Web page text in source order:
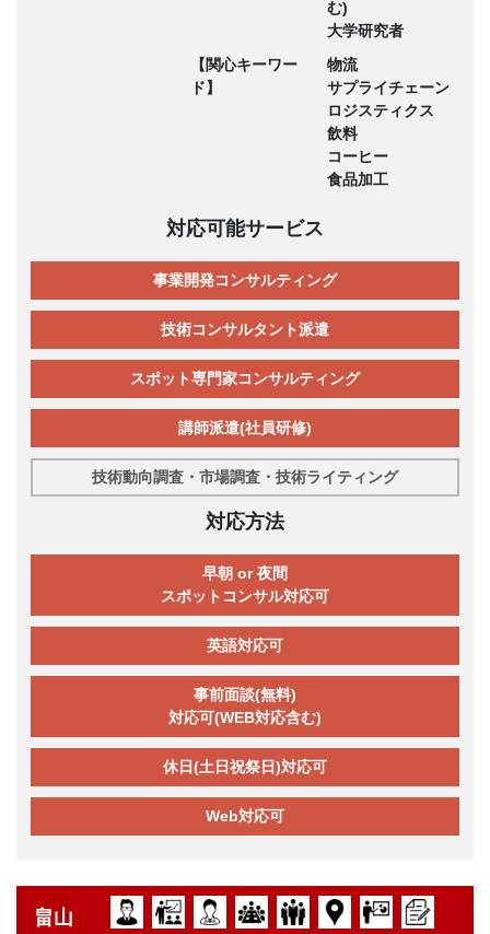
む)
大学研究者
【関心キーワー
ド】
物流
サプライチェーン
ロジスティクス
飲料
コーヒー
食品加工
対応可能サービス
事業開発コンサルティング
技術コンサルタント派遣
スポット専門家コンサルティング
講師派遣(社員研修)
技術動向調査・市場調査・技術ライティング
対応方法
早朝 or 夜間
スポットコンサル対応可
英語対応可
事前面談(無料)
対応可(WEB対応含む)
休日(土日祝祭日)対応可
Web対応可
畠山